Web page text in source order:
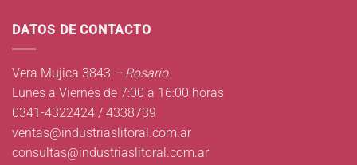
DATOS DE CONTACTO
Vera Mujica 3843 – Rosario
Lunes a Viernes de 7:00 a 16:00 horas
0341-4322424 / 4338739
ventas@industriaslitoral.com.ar
consultas@industriaslitoral.com.ar